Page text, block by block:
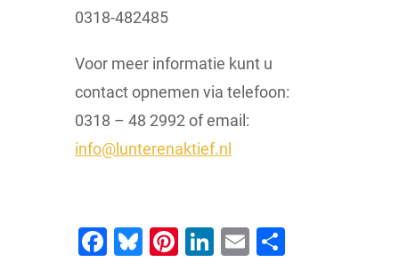
0318-482485
Voor meer informatie kunt u
contact opnemen via telefoon:
0318 – 48 2992 of email:
info@lunterenaktief.nl
Facebook
Bluesky
Pinterest
LinkedIn
Email